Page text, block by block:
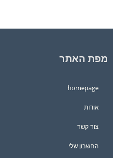
מפת האתר
homepage
אודות
צור קשר
החשבון שלי